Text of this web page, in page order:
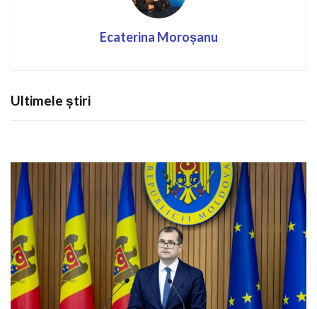
Ecaterina Moroșanu
Ultimele știri